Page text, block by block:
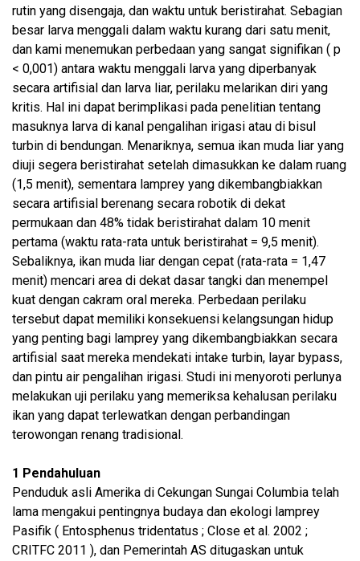
rutin yang disengaja, dan waktu untuk beristirahat. Sebagian
besar larva menggali dalam waktu kurang dari satu menit,
dan kami menemukan perbedaan yang sangat signifikan ( p
< 0,001) antara waktu menggali larva yang diperbanyak
secara artifisial dan larva liar, perilaku melarikan diri yang
kritis. Hal ini dapat berimplikasi pada penelitian tentang
masuknya larva di kanal pengalihan irigasi atau di bisul
turbin di bendungan. Menariknya, semua ikan muda liar yang
diuji segera beristirahat setelah dimasukkan ke dalam ruang
(1,5 menit), sementara lamprey yang dikembangbiakkan
secara artifisial berenang secara robotik di dekat
permukaan dan 48% tidak beristirahat dalam 10 menit
pertama (waktu rata-rata untuk beristirahat = 9,5 menit).
Sebaliknya, ikan muda liar dengan cepat (rata-rata = 1,47
menit) mencari area di dekat dasar tangki dan menempel
kuat dengan cakram oral mereka. Perbedaan perilaku
tersebut dapat memiliki konsekuensi kelangsungan hidup
yang penting bagi lamprey yang dikembangbiakkan secara
artifisial saat mereka mendekati intake turbin, layar bypass,
dan pintu air pengalihan irigasi. Studi ini menyoroti perlunya
melakukan uji perilaku yang memeriksa kehalusan perilaku
ikan yang dapat terlewatkan dengan perbandingan
terowongan renang tradisional.
1 Pendahuluan
Penduduk asli Amerika di Cekungan Sungai Columbia telah
lama mengakui pentingnya budaya dan ekologi lamprey
Pasifik ( Entosphenus tridentatus ; Close et al. 2002 ;
CRITFC 2011 ), dan Pemerintah AS ditugaskan untuk